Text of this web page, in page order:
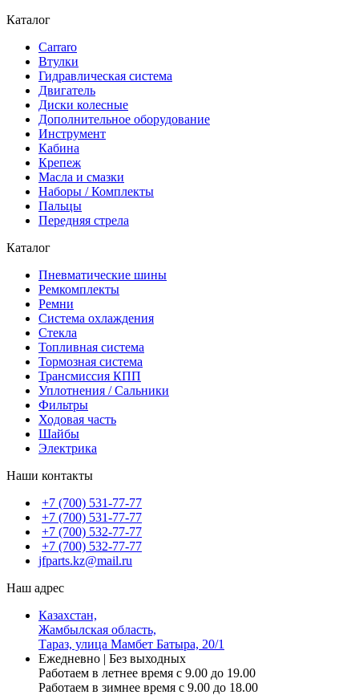
Каталог
Carraro
Втулки
Гидравлическая система
Двигатель
Диски колесные
Дополнительное оборудование
Инструмент
Кабина
Крепеж
Масла и смазки
Наборы / Комплекты
Пальцы
Передняя стрела
Каталог
Пневматические шины
Ремкомплекты
Ремни
Система охлаждения
Стекла
Топливная система
Тормозная система
Трансмиссия КПП
Уплотнения / Сальники
Фильтры
Ходовая часть
Шайбы
Электрика
Наши контакты
+7 (700) 531-77-77
+7 (700) 531-77-77
+7 (700) 532-77-77
+7 (700) 532-77-77
jfparts.kz@mail.ru
Наш адрес
Казахстан,
Жамбылская область,
Тараз, улица Мамбет Батыра, 20/1
Ежедневно | Без выходных
Работаем в летнее время с 9.00 до 19.00
Работаем в зимнее время с 9.00 до 18.00